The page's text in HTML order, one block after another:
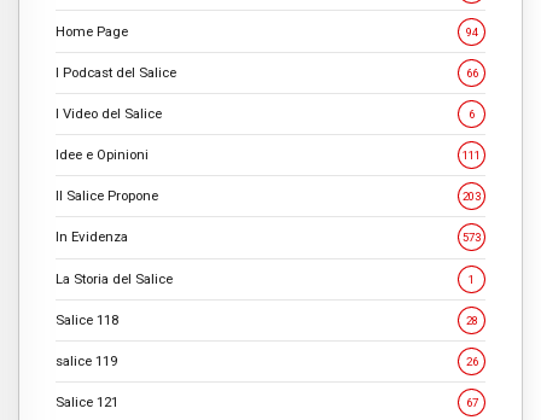
Home Page 94
I Podcast del Salice 66
I Video del Salice 6
Idee e Opinioni 111
Il Salice Propone 203
In Evidenza 573
La Storia del Salice 1
Salice 118 28
salice 119 26
Salice 121 67